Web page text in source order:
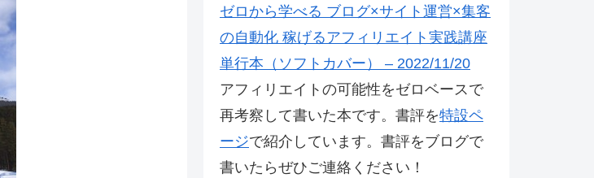
ゼロから学べる ブログ×サイト運営×集客
の自動化 稼げるアフィリエイト実践講座
単行本（ソフトカバー） – 2022/11/20
アフィリエイトの可能性をゼロベースで
再考察して書いた本です。書評を特設ペ
ージで紹介しています。書評をブログで
書いたらぜひご連絡ください！